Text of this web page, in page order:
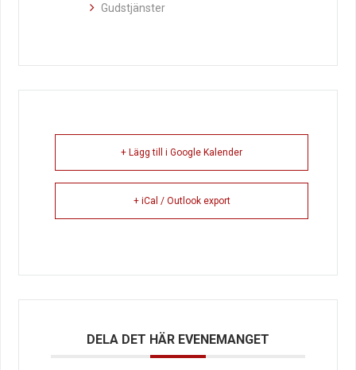
Gudstjänster
+ Lägg till i Google Kalender
+ iCal / Outlook export
DELA DET HÄR EVENEMANGET